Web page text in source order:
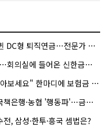
형 퇴직연금…전문가 조언은
실에 들어온 신한금융 AI
" 한마디에 보험금 못 받을 뻔?
농협 '행동파'…금감원 '신중모드'
, 삼성·한투·흥국 셈법은?